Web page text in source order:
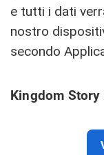
e tutti i dati
nostro
secondo
Kingdom Story